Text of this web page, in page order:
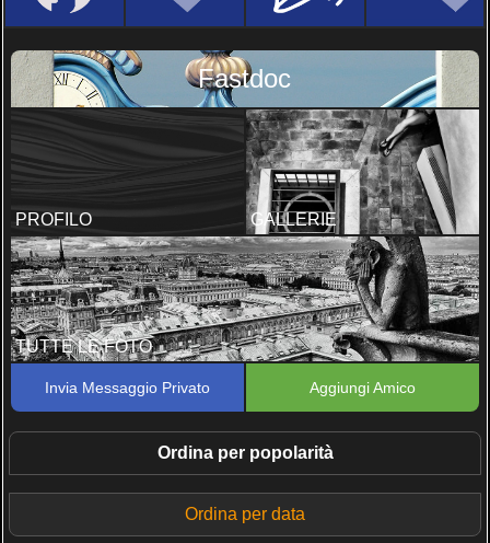
Fastdoc
PROFILO GALLERIE
TUTTE LE FOTO
Invia Messaggio Privato Aggiungi Amico
Ordina per popolarità
Ordina per data